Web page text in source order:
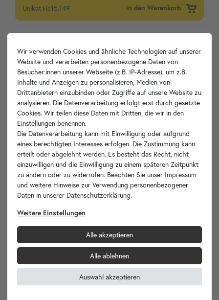
Unikat Hc15.149 in den Warenkorb
Wir verwenden Cookies und ähnliche Technologien auf unserer
Website und verarbeiten personenbezogene Daten von
Besucher:innen unserer Webseite (z.B. IP-Adresse), um z.B.
Inhalte und Anzeigen zu personalisieren, Medien von
Drittanbietern einzubinden oder Zugriffe auf unsere Website zu
analysieren. Die Datenverarbeitung erfolgt erst durch gesetzte
Cookies. Wir teilen diese Daten mit Dritten, die wir in den
Einstellungen benennen.
Die Datenverarbeitung kann mit Einwilligung oder aufgrund
eines berechtigten Interesses erfolgen. Die Zustimmung kann
erteilt oder abgelehnt werden. Es besteht das Recht, nicht
einzuwilligen und die Einwilligung zu einem späteren Zeitpunkt
zu ändern oder zu widerrufen. Beachten Sie unser Impressum
und weitere Hinweise zur Verwendung personenbezogener
Daten in unserer Daten­schutz­erklärung.
Weitere Einstellungen
Alle akzeptieren
Alle ablehnen
Auswahl akzeptieren